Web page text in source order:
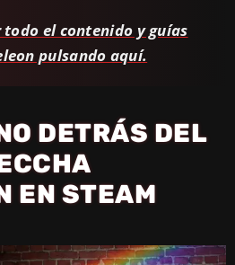
el contenido y guías
pulsando aquí.
DETRÁS DEL
EN STEAM